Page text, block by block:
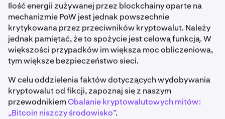
Ilość energii zużywanej przez blockchainy oparte na
mechanizmie PoW jest jednak powszechnie
krytykowana przez przeciwników kryptowalut. Należy
jednak pamiętać, że to spożycie jest celową funkcją. W
większości przypadków im większa moc obliczeniowa,
tym większe bezpieczeństwo sieci.
W celu oddzielenia faktów dotyczących wydobywania
kryptowalut od fikcji, zapoznaj się z naszym
przewodnikiem Obalanie kryptowalutowych mitów:
„Bitcoin niszczy środowisko”.